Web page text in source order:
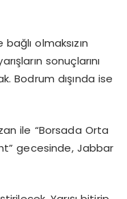
olmaksızın
sonuçlarını
Bodrum dışında ise
ile “Borsada Orta
gecesinde, Jabbar